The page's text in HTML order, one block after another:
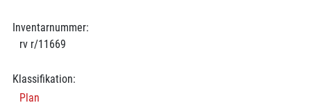
Inventarnummer:
rv r/11669
Klassifikation:
Plan